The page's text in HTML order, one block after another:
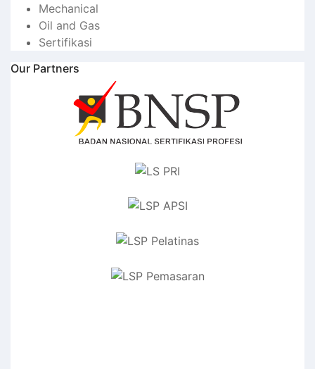
Mechanical
Oil and Gas
Sertifikasi
Our Partners